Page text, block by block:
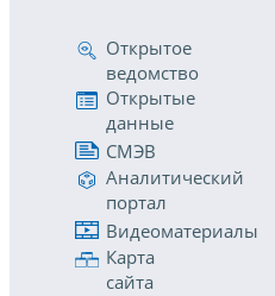
Открытое
ведомство
Открытые
данные
СМЭВ
Аналитический
портал
Видеоматериалы
Карта
сайта